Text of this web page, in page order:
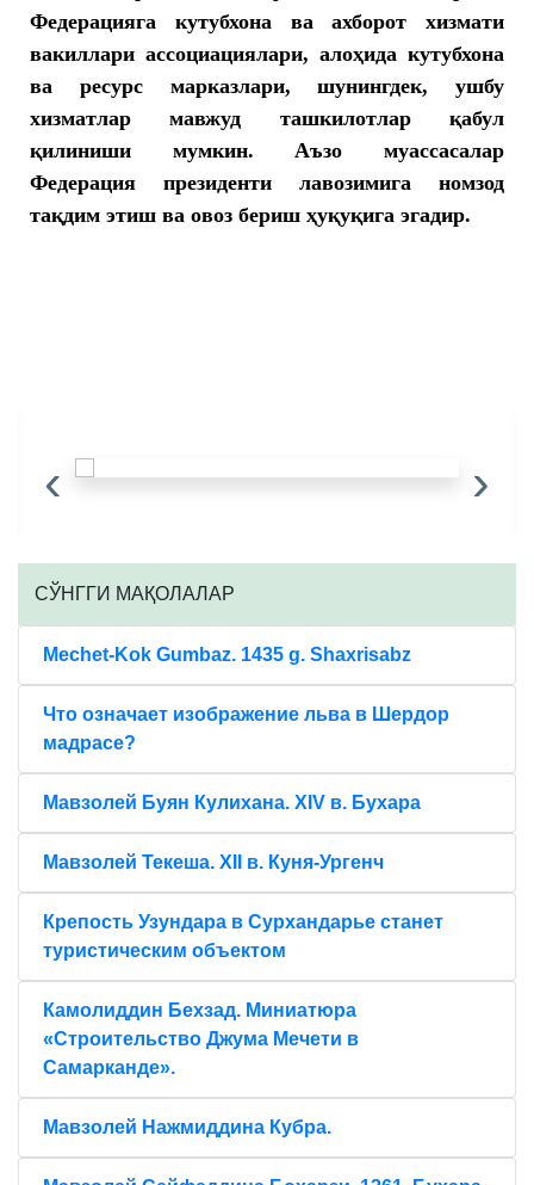
Федерацияга кутубхона ва ахборот хизмати
вакиллари ассоциациялари, алоҳида кутубхона
ва ресурс марказлари, шунингдек, ушбу
хизматлар мавжуд ташкилотлар қабул
қилиниши мумкин. Аъзо муассасалар
Федерация президенти лавозимига номзод
тақдим этиш ва овоз бериш ҳуқуқига эгадир.
‹ ›
CЎНГГИ МАҚОЛАЛАР
Mechet-Kok Gumbaz. 1435 g. Shaxrisabz
Что означает изображение льва в Шердор
мадрасе?
Мавзолей Буян Кулихана. XIV в. Бухара
Мавзолей Текеша. XII в. Куня-Ургенч
Крепость Узундара в Сурхандарье станет
туристическим объектом
Камолиддин Бехзад. Миниатюра
«Строительство Джума Мечети в
Самарканде».
Мавзолей Нажмиддина Кубра.